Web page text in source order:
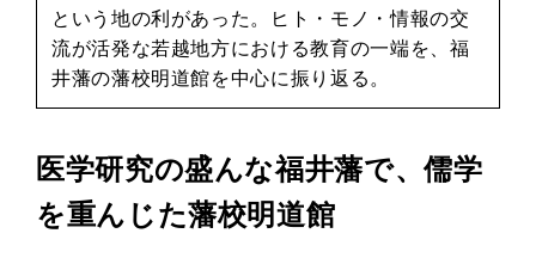
という地の利があった。ヒト・モノ・情報の交
流が活発な若越地方における教育の一端を、福
井藩の藩校明道館を中心に振り返る。
医学研究の盛んな福井藩で、儒学
を重んじた藩校明道館